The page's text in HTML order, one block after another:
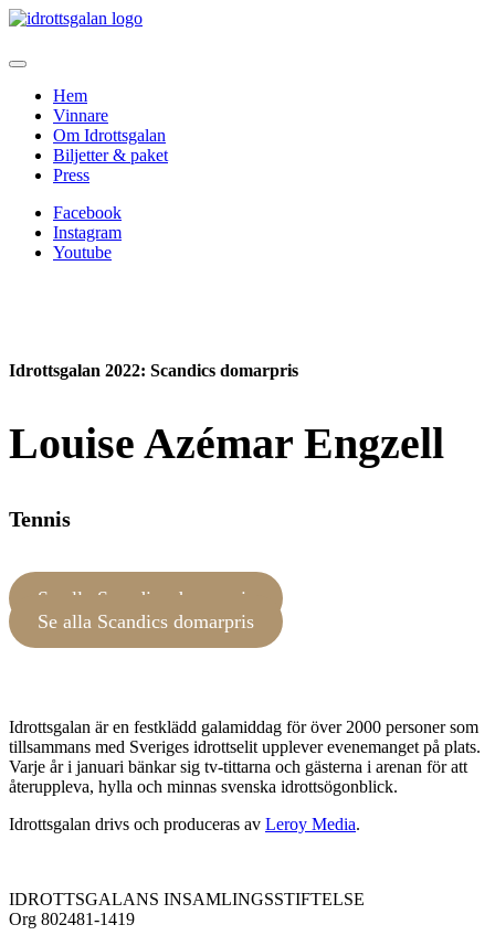
Hem
Vinnare
Om Idrottsgalan
Biljetter & paket
Press
Facebook
Instagram
Youtube
Idrottsgalan 2022: Scandics domarpris
Louise Azémar Engzell
Tennis
Se alla Scandics domarpris
Se alla Scandics domarpris
Idrottsgalan är en festklädd galamiddag för över 2000 personer som
tillsammans med Sveriges idrottselit upplever evenemanget på plats.
Varje år i januari bänkar sig tv-tittarna och gästerna i arenan för att
återuppleva, hylla och minnas svenska idrottsögonblick.
Idrottsgalan drivs och produceras av Leroy Media.
IDROTTSGALANS INSAMLINGSSTIFTELSE
Org 802481-1419